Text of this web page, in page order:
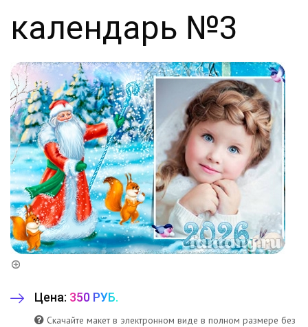
календарь №3
Цена: 350 РУБ.
Скачайте макет в электронном виде в полном размере без